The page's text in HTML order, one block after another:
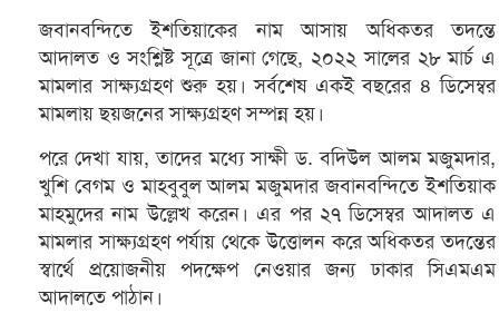
জবানবন্দিতে ইশতিয়াকের নাম আসায় অধিকতর তদন্তে
আদালত ও সংশ্লিষ্ট সূত্রে জানা গেছে, ২০২২ সালের ২৮ মার্চ এ
মামলার সাক্ষ্যগ্রহণ শুরু হয়। সর্বশেষ একই বছরের ৪ ডিসেম্বর
মামলায় ছয়জনের সাক্ষ্যগ্রহণ সম্পন্ন হয়।
পরে দেখা যায়, তাদের মধ্যে সাক্ষী ড. বদিউল আলম মজুমদার,
খুশি বেগম ও মাহবুবুল আলম মজুমদার জবানবন্দিতে ইশতিয়াক
মাহমুদের নাম উল্লেখ করেন। এর পর ২৭ ডিসেম্বর আদালত এ
মামলার সাক্ষ্যগ্রহণ পর্যায় থেকে উত্তোলন করে অধিকতর তদন্তের
স্বার্থে প্রয়োজনীয় পদক্ষেপ নেওয়ার জন্য ঢাকার সিএমএম
আদালতে পাঠান।